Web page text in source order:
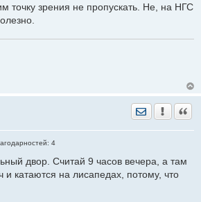
точку зрения не пропускать. Не, на НГС
Отправить
4
двор. Считай 9 часов вечера, а там
и катаются на лисапедах, потому, что